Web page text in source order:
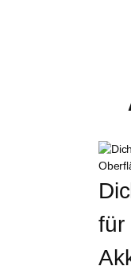
für